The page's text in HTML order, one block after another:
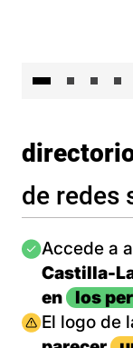
de redes
Imagen
Accede a
Castilla-
en
los
Imagen
El logo de